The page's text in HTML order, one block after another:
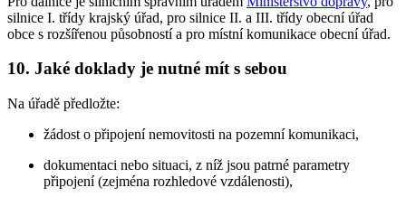
silnice I. třídy krajský úřad, pro silnice II. a III. třídy obecní úřad
obce s rozšířenou působností a pro místní komunikace obecní úřad.
10. Jaké doklady je nutné mít s sebou
Na úřadě předložte:
žádost o připojení nemovitosti na pozemní komunikaci,
dokumentaci nebo situaci, z níž jsou patrné parametry
připojení (zejména rozhledové vzdálenosti),